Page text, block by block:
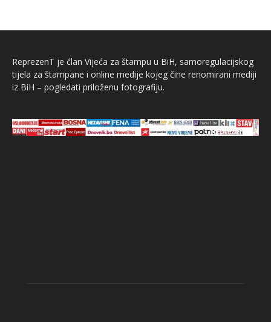
ReprezenT je član Vijeća za štampu u BiH, samoregulacijskog
tijela za štampane i online medije kojeg čine renomirani mediji
iz BiH – pogledati priloženu fotografiju.